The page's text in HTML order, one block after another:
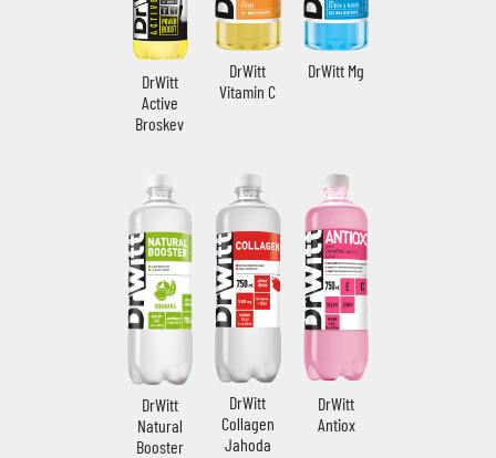
DrWitt
Active
Broskev
DrWitt
Vitamin C
DrWitt Mg
DrWitt
Natural
Booster
DrWitt
Collagen
Jahoda
DrWitt
Antiox